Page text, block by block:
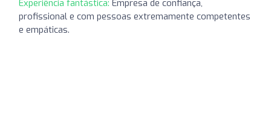
Experiência fantástica: Empresa de confiança,
profissional e com pessoas extremamente competentes
e empáticas.